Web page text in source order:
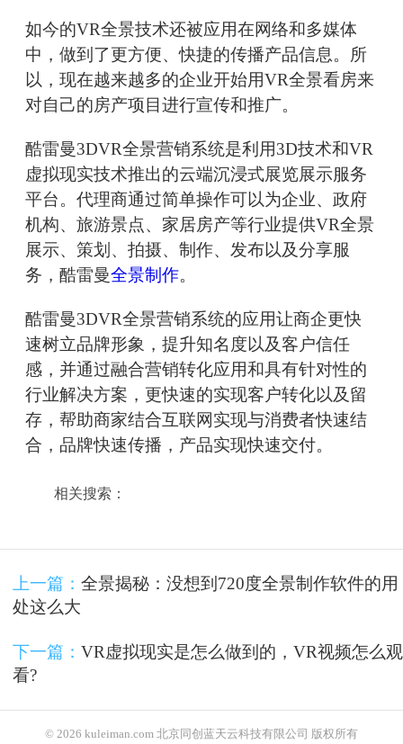
如今的VR全景技术还被应用在网络和多媒体
中，做到了更方便、快捷的传播产品信息。所
以，现在越来越多的企业开始用VR全景看房来
对自己的房产项目进行宣传和推广。
酷雷曼3DVR全景营销系统是利用3D技术和VR
虚拟现实技术推出的云端沉浸式展览展示服务
平台。代理商通过简单操作可以为企业、政府
机构、旅游景点、家居房产等行业提供VR全景
展示、策划、拍摄、制作、发布以及分享服
务，酷雷曼全景制作。
酷雷曼3DVR全景营销系统的应用让商企更快
速树立品牌形象，提升知名度以及客户信任
感，并通过融合营销转化应用和具有针对性的
行业解决方案，更快速的实现客户转化以及留
存，帮助商家结合互联网实现与消费者快速结
合，品牌快速传播，产品实现快速交付。
相关搜索：
上一篇： 全景揭秘：没想到720度全景制作软件的用
处这么大
下一篇： VR虚拟现实是怎么做到的，VR视频怎么观
看?
© 2026 kuleiman.com 北京同创蓝天云科技有限公司 版权所有